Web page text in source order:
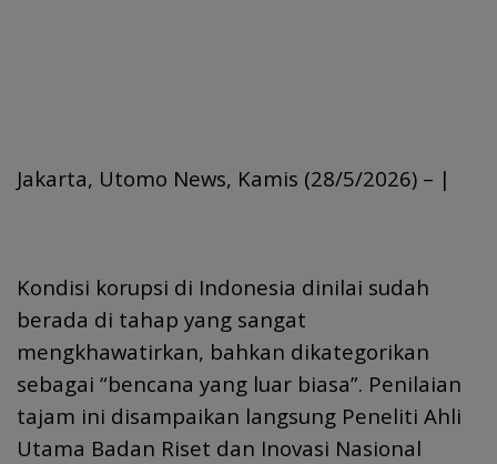
Jakarta, Utomo News, Kamis (28/5/2026) – |
Kondisi korupsi di Indonesia dinilai sudah
berada di tahap yang sangat
mengkhawatirkan, bahkan dikategorikan
sebagai “bencana yang luar biasa”. Penilaian
tajam ini disampaikan langsung Peneliti Ahli
Utama Badan Riset dan Inovasi Nasional